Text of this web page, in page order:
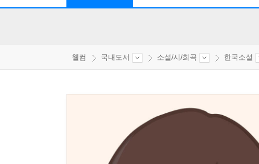
웰컴 국내도서 소설/시/희곡 한국소설